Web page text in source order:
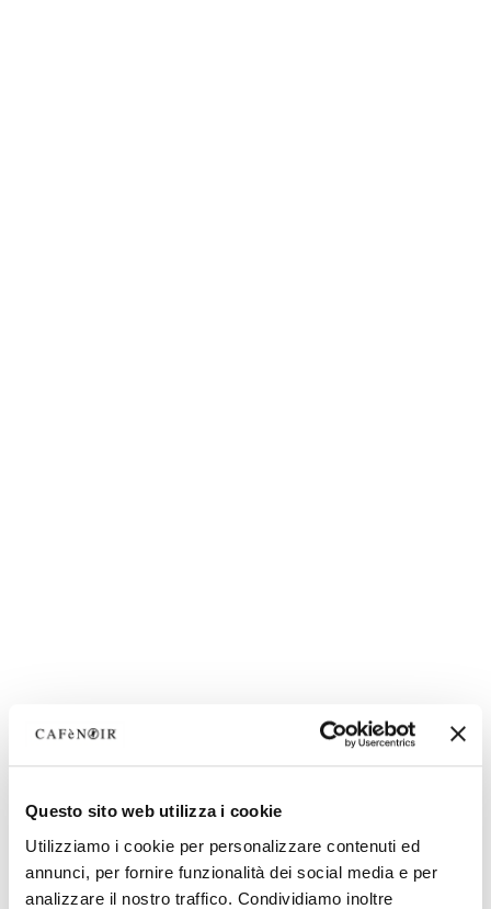
Questo sito web utilizza i cookie
Utilizziamo i cookie per personalizzare contenuti ed
annunci, per fornire funzionalità dei social media e per
analizzare il nostro traffico. Condividiamo inoltre